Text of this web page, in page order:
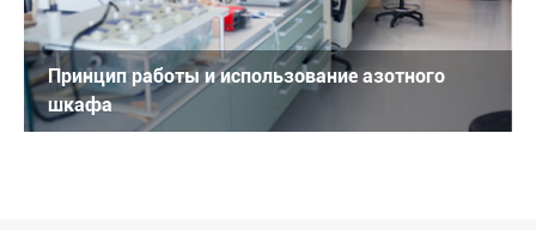
Принцип работы и использование азотного
шкафа